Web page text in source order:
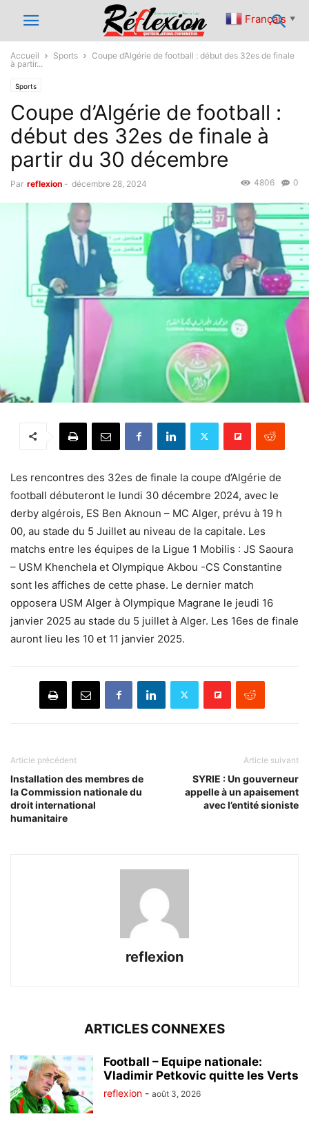
Accueil Sports
Coupe d’Algérie de football : début des 32es de finale
à partir...
Sports
Coupe d’Algérie de football :
début des 32es de finale à
partir du 30 décembre
Par reflexion - décembre 28, 2024 0
4806
Les rencontres des 32es de finale la coupe d’Algérie de
football débuteront le lundi 30 décembre 2024, avec le
derby algérois, ES Ben Aknoun – MC Alger, prévu à 19 h
00, au stade du 5 Juillet au niveau de la capitale. Les
matchs entre les équipes de la Ligue 1 Mobilis : JS Saoura
– USM Khenchela et Olympique Akbou -CS Constantine
sont les affiches de cette phase. Le dernier match
opposera USM Alger à Olympique Magrane le jeudi 16
janvier 2025 au stade du 5 juillet à Alger. Les 16es de finale
auront lieu les 10 et 11 janvier 2025.
Article précédent
Installation des membres de
la Commission nationale du
droit international
humanitaire
Article suivant
SYRIE : Un gouverneur
appelle à un apaisement
avec l’entité sioniste
reflexion
ARTICLES CONNEXES
Football – Equipe nationale:
Vladimir Petkovic quitte les Verts
reflexion - août 3, 2026
Français ▼